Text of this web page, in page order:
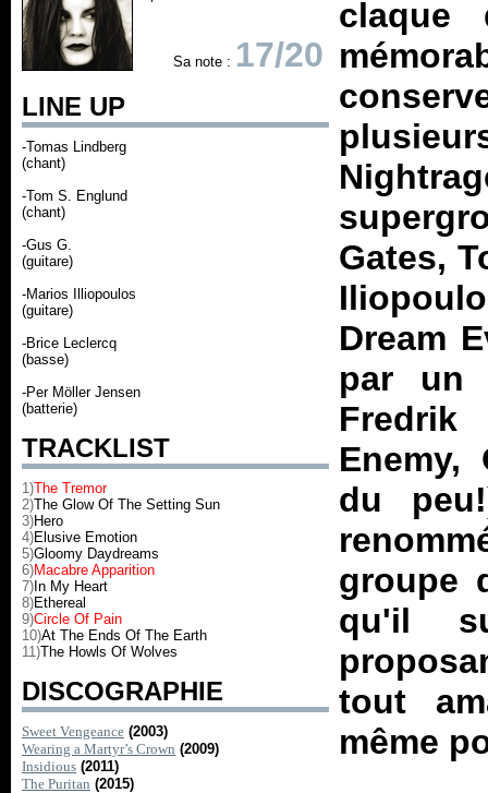
Sa note : 17/20
LINE UP
-Tomas Lindberg
(chant)
-Tom S. Englund
(chant)
-Gus G.
(guitare)
-Marios Illiopoulos
(guitare)
-Brice Leclercq
(basse)
-Per Möller Jensen
(batterie)
TRACKLIST
1)The Tremor
2)The Glow Of The Setting Sun
3)Hero
4)Elusive Emotion
5)Gloomy Daydreams
6)Macabre Apparition
7) In My Heart
8)Ethereal
9)Circle Of Pain
10)At The Ends Of The Earth
11)The Howls Of Wolves
DISCOGRAPHIE
Sweet Vengeance (2003)
Wearing a Martyr’s Crown (2009)
Insidious (2011)
The Puritan (2015)
claque
Gates,
Dream
par un
Enemy,
du
groupe
qu'il
tout
même